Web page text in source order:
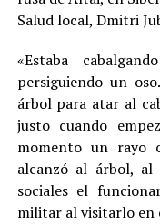
Salud local, Dmitri
«Estaba
persiguiendo un
árbol para atar al
justo cuando
momento un rayo
alcanzó al árbol,
sociales el
militar al visitarlo en